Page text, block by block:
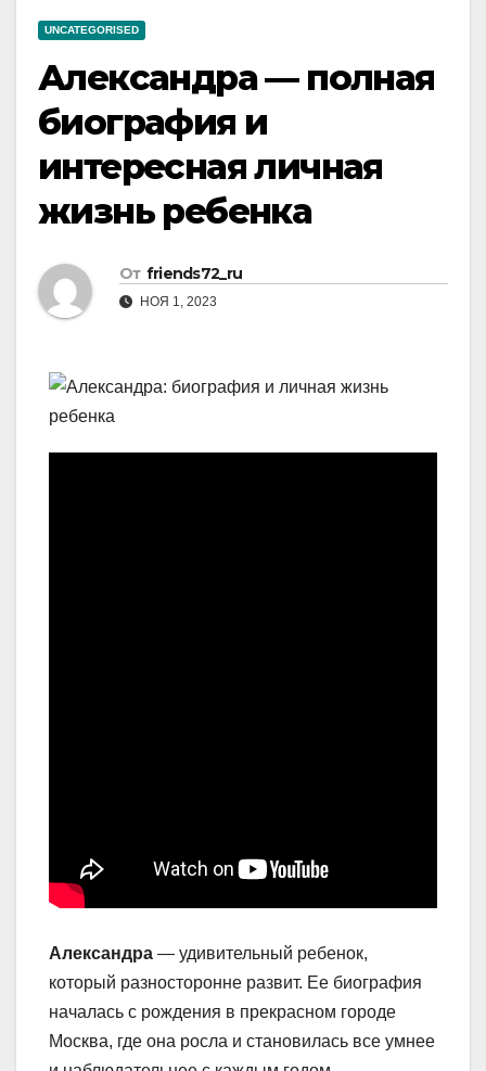
UNCATEGORISED
Александра — полная
биография и
интересная личная
жизнь ребенка
От friends72_ru
НОЯ 1, 2023
Александра — удивительный ребенок,
который разносторонне развит. Ее биография
началась с рождения в прекрасном городе
Москва, где она росла и становилась все умнее